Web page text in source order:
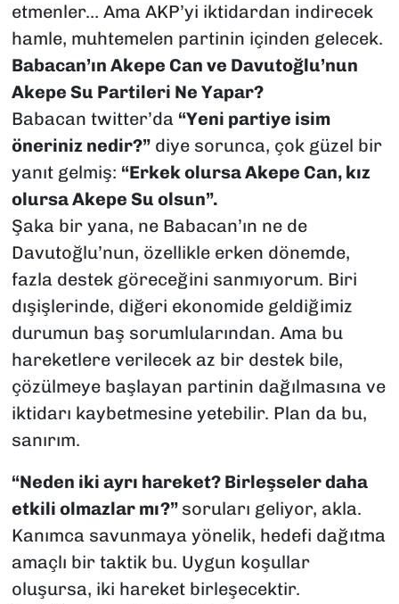
etmenler… Ama AKP’yi iktidardan indirecek
hamle, muhtemelen partinin içinden gelecek.
Babacan’ın Akepe Can ve Davutoğlu’nun
Akepe Su Partileri Ne Yapar?
Babacan twitter’da “Yeni partiye isim
öneriniz nedir?”diye sorunca, çok güzel bir
yanıt gelmiş: “Erkek olursa Akepe Can, kız
olursa Akepe Su olsun”.
Şaka bir yana, ne Babacan’ın ne de
Davutoğlu’nun, özellikle erken dönemde,
fazla destek göreceğini sanmıyorum. Biri
dışişlerinde, diğeri ekonomide geldiğimiz
durumun baş sorumlularından. Ama bu
hareketlere verilecek az bir destek bile,
çözülmeye başlayan partinin dağılmasına ve
iktidarı kaybetmesine yetebilir. Plan da bu,
sanırım.
“Neden iki ayrı hareket? Birleşseler daha
etkili olmazlar mı?” soruları geliyor, akla.
Kanımca savunmaya yönelik, hedefi dağıtma
amaçlı bir taktik bu. Uygun koşullar
oluşursa, iki hareket birleşecektir.